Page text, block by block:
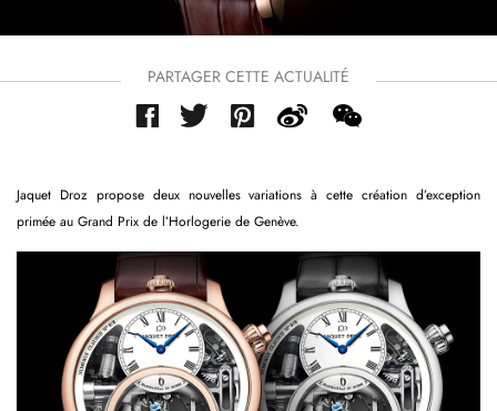
PARTAGER CETTE ACTUALITÉ
Jaquet Droz propose deux nouvelles variations à cette création d’exception
primée au Grand Prix de l’Horlogerie de Genève.